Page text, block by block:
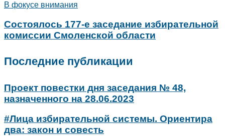
В фокусе внимания
Состоялось 177-е заседание избирательной
комиссии Смоленской области
Последние публикации
Проект повестки дня заседания № 48,
назначенного на 28.06.2023
#Лица избирательной системы. Ориентира
два: закон и совесть